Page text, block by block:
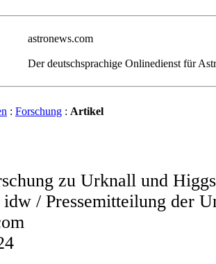
astronews.com
Der deutschsprachige Onlinedienst für
: Forschung : Artikel
zu Urknall und
idw / Pressemitteilung der